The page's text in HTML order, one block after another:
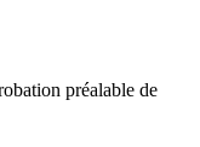
préalable de